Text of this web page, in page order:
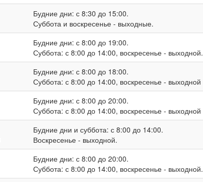
Будние дни: с 8:30 до 15:00.
Суббота и воскресенье - выходные.
Будние дни: с 8:00 до 19:00.
Суббота: с 8:00 до 14:00, воскресенье - выходной.
Будние дни: с 8:00 до 18:00.
Суббота: с 8:00 до 14:00, воскресенье - выходной
Будние дни: с 8:00 до 20:00.
Суббота: с 8:00 до 14:00, воскресенье - выходной
Будние дни и суббота: с 8:00 до 14:00.
Воскресенье - выходной.
Будние дни: с 8:00 до 20:00.
Суббота: с 8:00 до 14:00, воскресенье - выходной.